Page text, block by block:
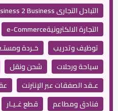
التبادل التجارى Business 2 Business
التجارة الالكترونيةe-Commerce
توظيف وتدريب
خـردة
سياحة ورحلات
شحن ونقل
عـقد الصفقات عبر الإنترنت
فنادق ومطاعم
قطع غـيـار